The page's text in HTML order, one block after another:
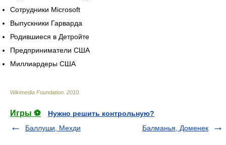
Сотрудники Microsoft
Выпускники Гарварда
Родившиеся в Детройте
Предприниматели США
Миллиардеры США
Wikimedia Foundation 2010
Игры ⚽
Нужно решить контрольную?
Баллуши, Мехди
Балманья, Доменек